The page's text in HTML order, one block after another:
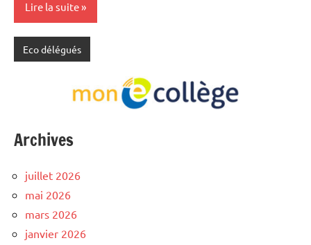
Lire la suite
Eco délégués
Archives
juillet 2026
mai 2026
mars 2026
janvier 2026